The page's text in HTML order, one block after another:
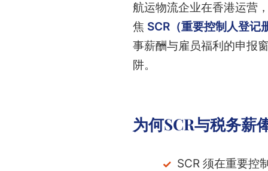
航运物流企业在香港运营
焦 SCR（重要控制人登记
事薪酬与雇员福利的申报
阱。
为何SCR与税务薪
SCR 须在重要控